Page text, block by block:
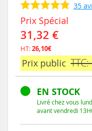
35
Prix Spécial
31,32 €
HT:26,10€
Prix public
EN STOCK
Livré chez vous
avant vendredi